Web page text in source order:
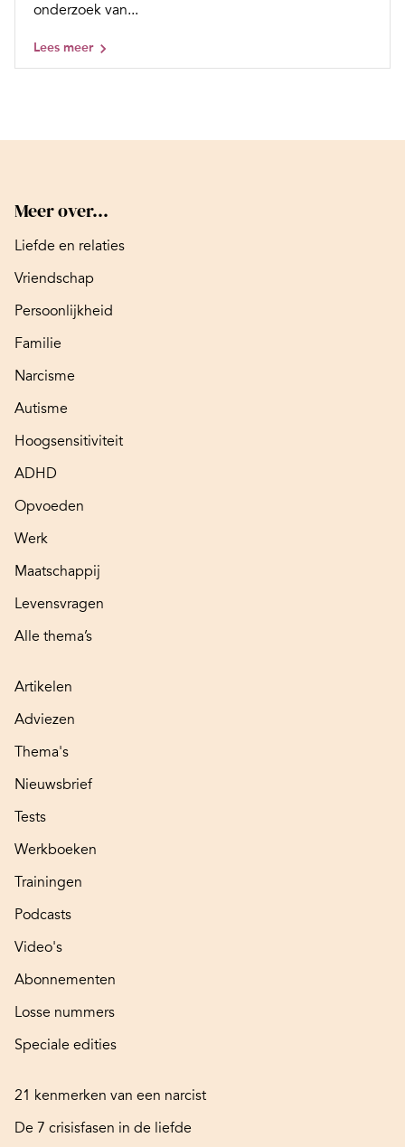
onderzoek van...
Lees meer
Meer over...
Liefde en relaties
Vriendschap
Persoonlijkheid
Familie
Narcisme
Autisme
Hoogsensitiviteit
ADHD
Opvoeden
Werk
Maatschappij
Levensvragen
Alle thema’s
Artikelen
Adviezen
Thema's
Nieuwsbrief
Tests
Werkboeken
Trainingen
Podcasts
Video's
Abonnementen
Losse nummers
Speciale edities
21 kenmerken van een narcist
De 7 crisisfasen in de liefde